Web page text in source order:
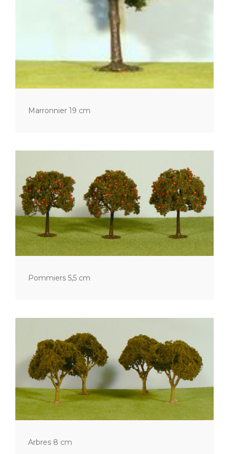
Marronnier 19 cm
Pommiers 5,5 cm
Arbres 8 cm